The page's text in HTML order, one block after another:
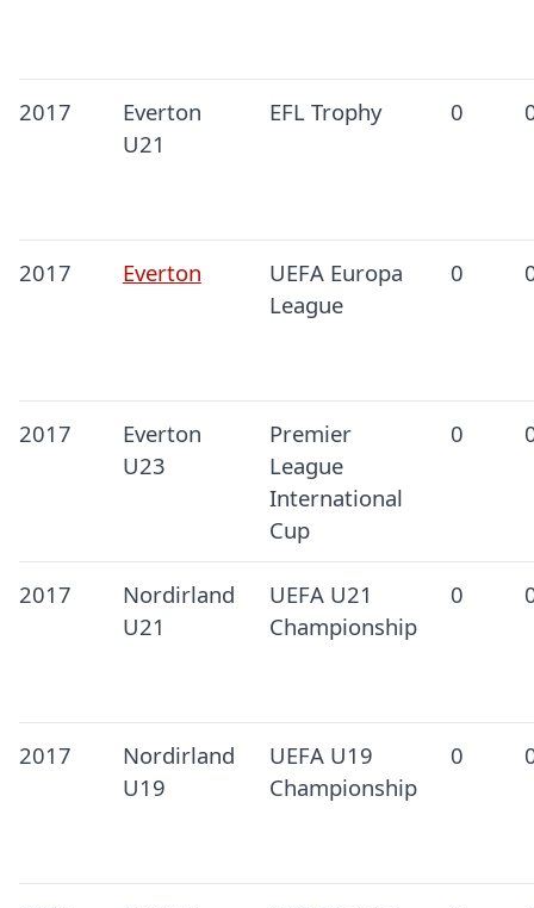
2017
Everton
U21
EFL Trophy 0
2017 Everton
UEFA Europa
League
0
2017
Everton
U23
Premier
League
International
Cup
0
2017
Nordirland
U21
UEFA U21
Championship
0
2017
Nordirland
U19
UEFA U19
Championship
0